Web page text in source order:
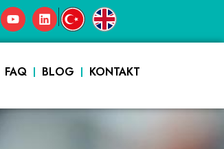
|
FAQ BLOG KONTAKT